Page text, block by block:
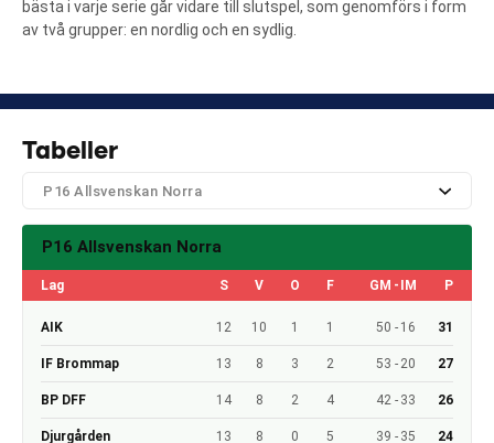
bästa i varje serie går vidare till slutspel, som genomförs i form
av två grupper: en nordlig och en sydlig.
Tabeller
P16 Allsvenskan Norra
P16 Allsvenskan Norra
Lag S V O F GM - IM P
AIK 12 10 1 1 50 - 16 31
IF Brommap 13 8 3 2 53 - 20 27
BP DFF 14 8 2 4 42 - 33 26
Djurgården 13 8 0 5 39 - 35 24